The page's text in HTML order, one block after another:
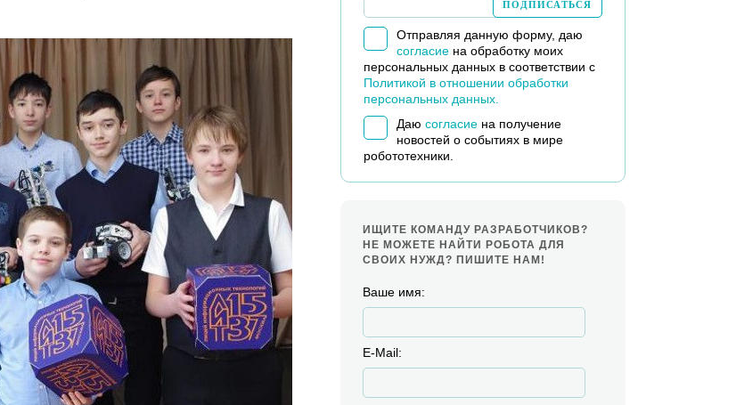
Отправляя данную форму, даю
согласиена обработку моих
персональных данных в соответствии с
Политикой в отношении обработки
персональных данных.
Даю согласиена получение
новостей о событиях в мире
робототехники.
ИЩИТЕ КОМАНДУ РАЗРАБОТЧИКОВ?
НЕ МОЖЕТЕ НАЙТИ РОБОТА ДЛЯ
СВОИХ НУЖД? ПИШИТЕ НАМ!
Ваше имя:
E-Mail: